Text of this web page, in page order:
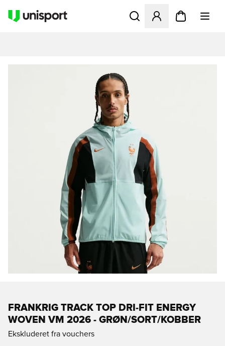
Åbner en Modal til at
FRANKRIG TRACK TOP DRI-FIT ENERGY
WOVEN VM 2026 - GRØN/SORT/KOBBER
Ekskluderet fra vouchers